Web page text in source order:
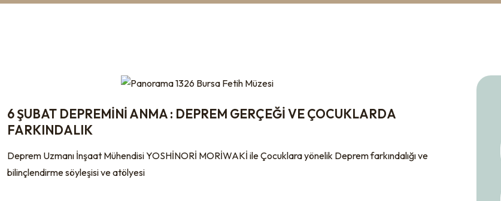
6 ŞUBAT DEPREMİNİ ANMA : DEPREM GERÇEĞİ VE ÇOCUKLARDA
FARKINDALIK
Deprem Uzmanı İnşaat Mühendisi YOSHİNORİ MORİWAKİ ile Çocuklara yönelik Deprem farkındalığı ve
bilinçlendirme söyleşisi ve atölyesi